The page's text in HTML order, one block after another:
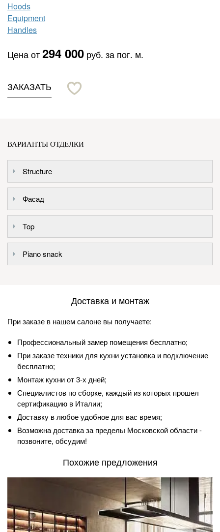
Hoods
Equipment
Handles
Цена от294 000 руб. за пог. м.
ЗАКАЗАТЬ
ВАРИАНТЫ ОТДЕЛКИ
Structure
Фасад
Top
Piano snack
Доставка и монтаж
При заказе в нашем салоне вы получаете:
Профессиональный замер помещения бесплатно;
При заказе техники для кухни установка и подключение
бесплатно;
Монтаж кухни от 3-х дней;
Специалистов по сборке, каждый из которых прошел
сертификацию в Италии;
Доставку в любое удобное для вас время;
Возможна доставка за пределы Московской области -
позвоните, обсудим!
Похожие предложения